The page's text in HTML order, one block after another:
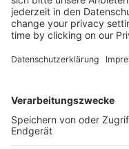
Kostenlose
Bestelleingang
Versandkosten.
Der